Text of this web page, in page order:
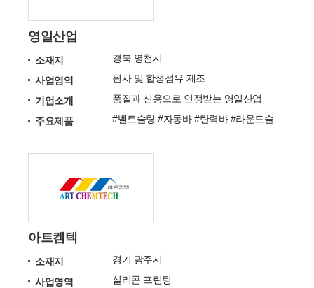
영일산업
소재지
경북 영천시
사업영역
원사 및 합성섬유 제조
기업소개
품질과 신용으로 인정받는 영일산업
주요제품
아트켐텍
소재지
경기 광주시
사업영역
실리콘 프린팅